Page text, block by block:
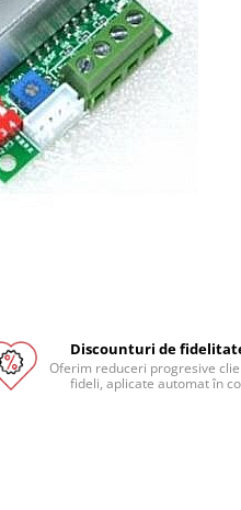
Discounturi de
Oferim reduceri progresive
fideli, aplicate automat în